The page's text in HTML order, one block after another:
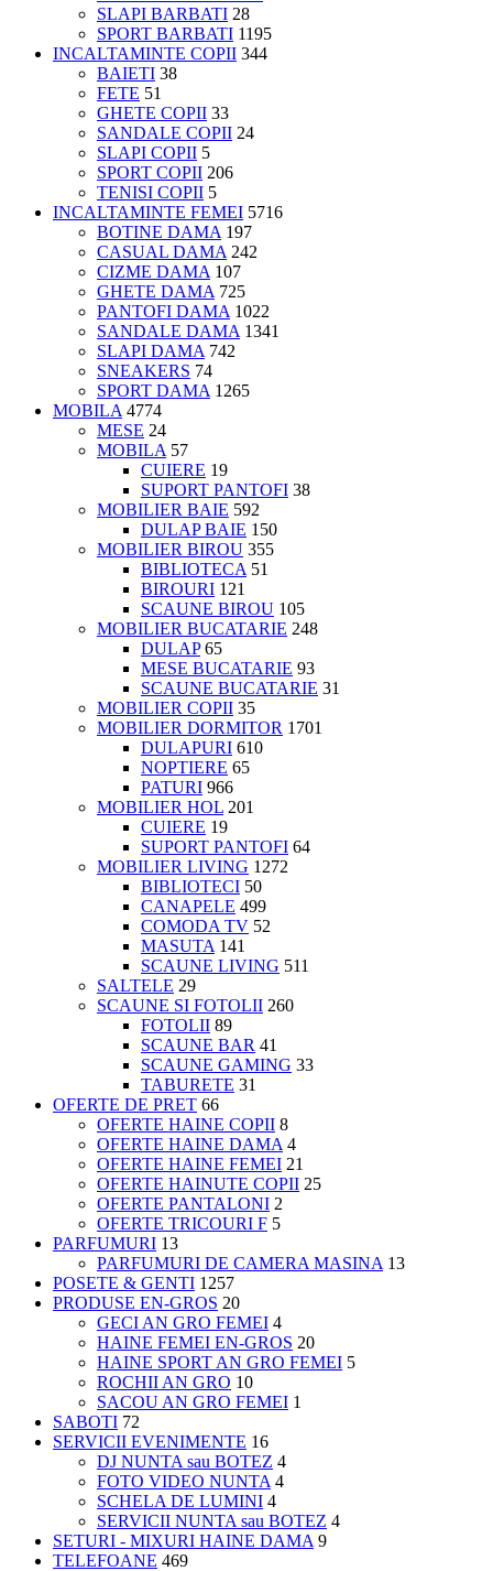
SLAPI BARBATI 28
SPORT BARBATI 1195
INCALTAMINTE COPII 344
BAIETI 38
FETE 51
GHETE COPII 33
SANDALE COPII 24
SLAPI COPII 5
SPORT COPII 206
TENISI COPII 5
INCALTAMINTE FEMEI 5716
BOTINE DAMA 197
CASUAL DAMA 242
CIZME DAMA 107
GHETE DAMA 725
PANTOFI DAMA 1022
SANDALE DAMA 1341
SLAPI DAMA 742
SNEAKERS 74
SPORT DAMA 1265
MOBILA 4774
MESE 24
MOBILA 57
CUIERE 19
SUPORT PANTOFI 38
MOBILIER BAIE 592
DULAP BAIE 150
MOBILIER BIROU 355
BIBLIOTECA 51
BIROURI 121
SCAUNE BIROU 105
MOBILIER BUCATARIE 248
DULAP 65
MESE BUCATARIE 93
SCAUNE BUCATARIE 31
MOBILIER COPII 35
MOBILIER DORMITOR 1701
DULAPURI 610
NOPTIERE 65
PATURI 966
MOBILIER HOL 201
CUIERE 19
SUPORT PANTOFI 64
MOBILIER LIVING 1272
BIBLIOTECI 50
CANAPELE 499
COMODA TV 52
MASUTA 141
SCAUNE LIVING 511
SALTELE 29
SCAUNE SI FOTOLII 260
FOTOLII 89
SCAUNE BAR 41
SCAUNE GAMING 33
TABURETE 31
OFERTE DE PRET 66
OFERTE HAINE COPII 8
OFERTE HAINE DAMA 4
OFERTE HAINE FEMEI 21
OFERTE HAINUTE COPII 25
OFERTE PANTALONI 2
OFERTE TRICOURI F 5
PARFUMURI 13
PARFUMURI DE CAMERA MASINA 13
POSETE & GENTI 1257
PRODUSE EN-GROS 20
GECI AN GRO FEMEI 4
HAINE FEMEI EN-GROS 20
HAINE SPORT AN GRO FEMEI 5
ROCHII AN GRO 10
SACOU AN GRO FEMEI 1
SABOTI 72
SERVICII EVENIMENTE 16
DJ NUNTA sau BOTEZ 4
FOTO VIDEO NUNTA 4
SCHELA DE LUMINI 4
SERVICII NUNTA sau BOTEZ 4
SETURI - MIXURI HAINE DAMA 9
TELEFOANE 469